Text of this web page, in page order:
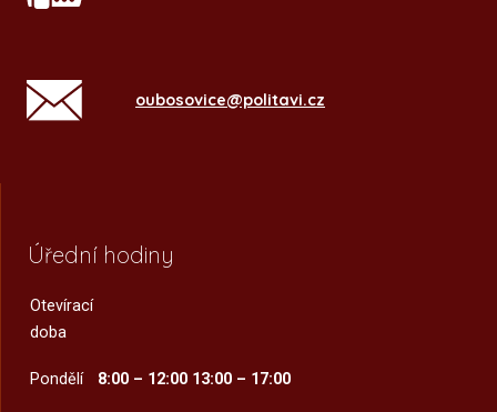
oubosovice@politavi.cz
Úřední hodiny
Otevírací
doba
Pondělí 8:00 – 12:00 13:00 – 17:00